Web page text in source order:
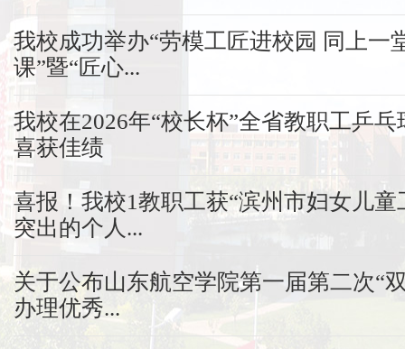
我校成功举办“劳模工匠进校园 同上一
课”暨“匠心...
我校在2026年“校长杯”全省教职工乒乓
喜获佳绩
喜报！我校1教职工获“滨州市妇女儿童
突出的个人...
关于公布山东航空学院第一届第二次“
办理优秀...